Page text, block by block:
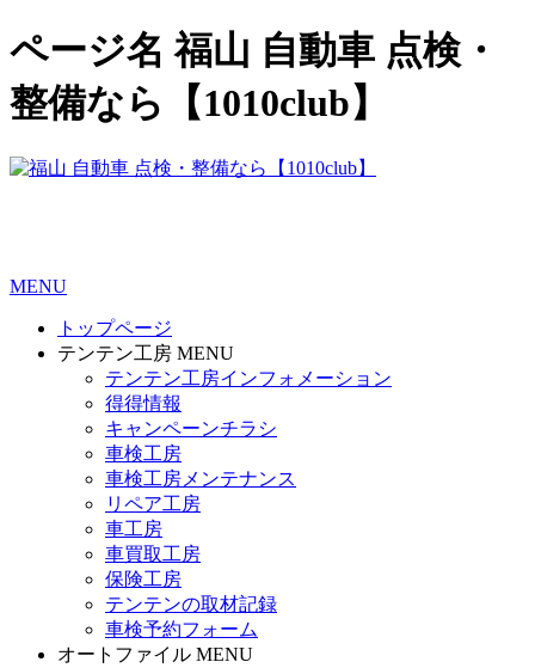
ページ名 福山 自動車 点検・
整備なら【1010club】
MENU
トップページ
テンテン工房 MENU
テンテン工房インフォメーション
得得情報
キャンペーンチラシ
車検工房
車検工房メンテナンス
リペア工房
車工房
車買取工房
保険工房
テンテンの取材記録
車検予約フォーム
オートファイル MENU